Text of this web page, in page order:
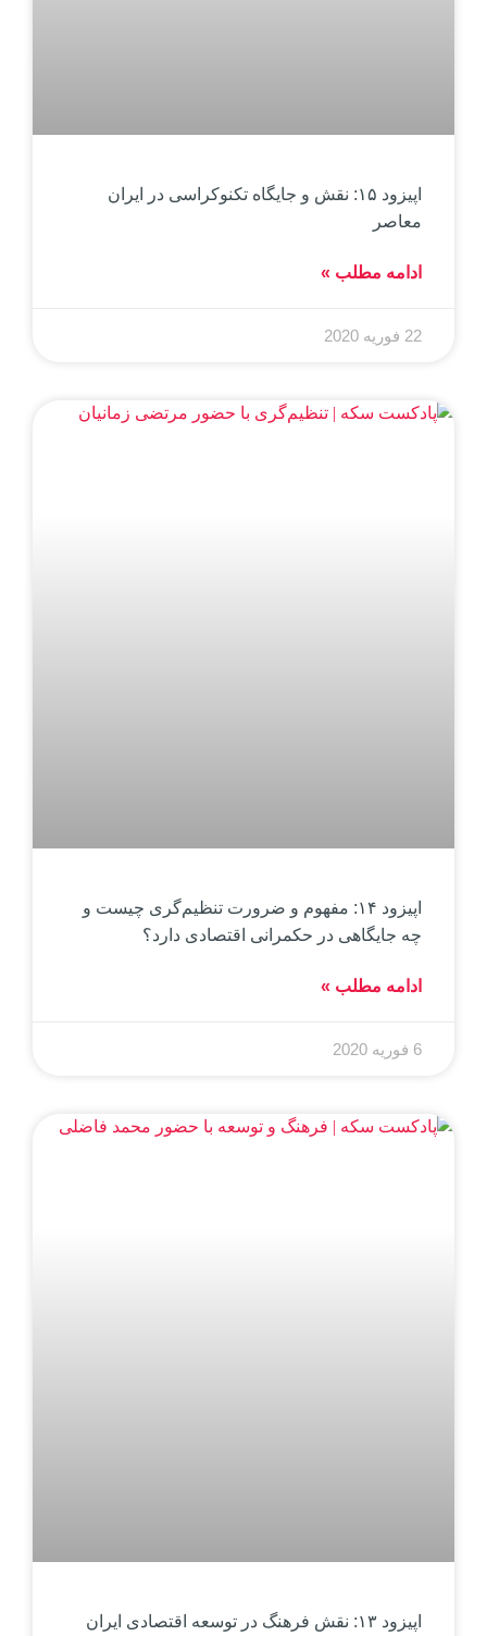
اپیزود ۱۵: نقش و جایگاه تکنوکراسی در ایران
معاصر
ادامه مطلب »
22 فوریه 2020
اپیزود ۱۴: مفهوم و ضرورت تنظیم‌گری چیست و
چه جایگاهی در حکمرانی اقتصادی دارد؟
ادامه مطلب »
6 فوریه 2020
اپیزود ۱۳: نقش فرهنگ در توسعه اقتصادی ایران